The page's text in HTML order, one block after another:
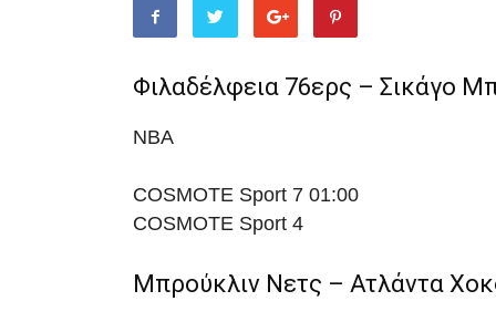
Φιλαδέλφεια 76ερς – Σικάγο
NBA
COSMOTE Sport 7 01:00
COSMOTE Sport 4
Μπρούκλιν Νετς – Ατλάντα